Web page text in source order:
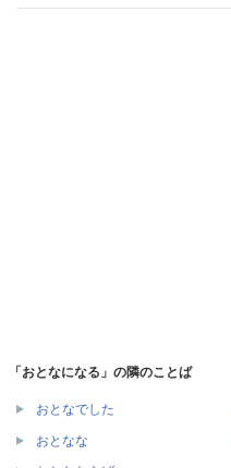
「おとなになる」の隣のことば
おとなでした
おとなな